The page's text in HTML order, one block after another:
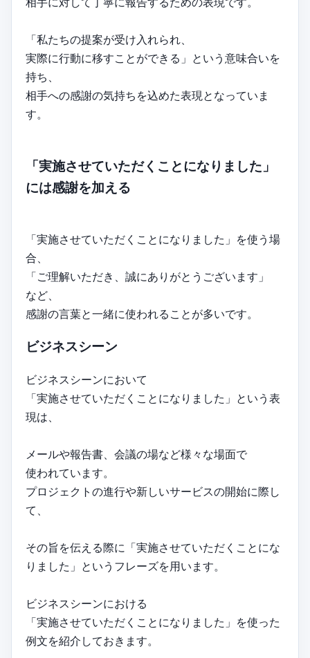
「私たちの提案が受け入れられ、
実際に行動に移すことができる」という意味合いを
持ち、
相手への感謝の気持ちを込めた表現となっていま
す。
「実施させていただくことになりました」
には感謝を加える
「実施させていただくことになりました」を使う場
合、
「ご理解いただき、誠にありがとうございます」
など、
感謝の言葉と一緒に使われることが多いです。
ビジネスシーン
ビジネスシーンにおいて
「実施させていただくことになりました」という表
現は、
メールや報告書、会議の場など様々な場面で
使われています。
プロジェクトの進行や新しいサービスの開始に際し
て、
その旨を伝える際に「実施させていただくことにな
りました」というフレーズを用います。
ビジネスシーンにおける
「実施させていただくことになりました」を使った
例文を紹介しておきます。